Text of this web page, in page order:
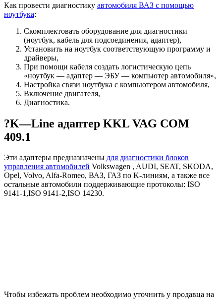
Как провести диагностику автомобиля ВАЗ с помощью
ноутбука:
Скомплектовать оборудование для диагностики
(ноутбук, кабель для подсоединения, адаптер),
Установить на ноутбук соответствующую программу и
драйверы,
При помощи кабеля создать логистическую цепь
«ноутбук — адаптер — ЭБУ — компьютер автомобиля»,
Настройка связи ноутбука с компьютером автомобиля,
Включение двигателя,
Диагностика.
?K—Line адаптер KKL VAG COM
409.1
Эти адаптеры предназначены для диагностики блоков
управления автомобилей Volkswagen , AUDI, SEAT, SKODA,
Opel, Volvo, Alfa-Romeo, ВАЗ, ГАЗ по K-линиям, а также все
остальные автомобили поддерживающие протоколы: ISO
9141-1,ISO 9141-2,ISO 14230.
Чтобы избежать проблем необходимо уточнить у продавца на